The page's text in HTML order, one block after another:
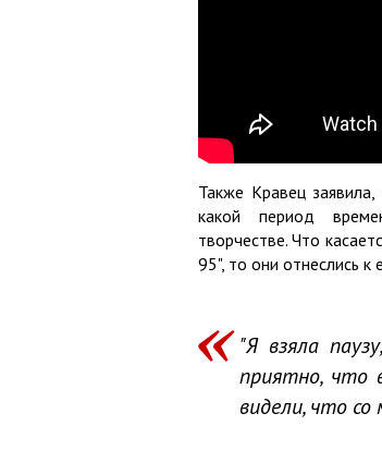
Также Кравец
какой период
творчестве. Что
95", то они отнеслись
"Я взяла
приятно, что
видели, что со